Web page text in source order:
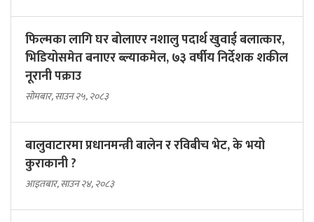
फिल्मका लागि घर बोलाएर नशालु पदार्थ खुवाई बलात्कार,
भिडियोसमेत बनाएर ब्ल्याकमेल, ७३ वर्षीय निर्देशक शकील
नूरानी पक्राउ
सोमबार, साउन २५, २०८३
बालुवाटारमा प्रधानमन्त्री बालेन र रविबीच भेट, के भयो
कुराकानी ?
आइतबार, साउन २४, २०८३